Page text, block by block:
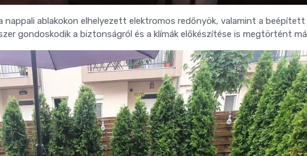
ablakokon elhelyezett elektromos redőnyök, valamint a beépített
gondoskodik a biztonságról és a klímák előkészítése is megtörtént